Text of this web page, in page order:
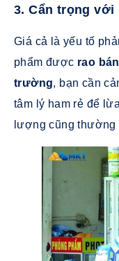
3. Cẩn trọng
Giá cả là yếu tố
phẩm được rao
trường, bạn cần
tâm lý ham rẻ để
lượng cũng